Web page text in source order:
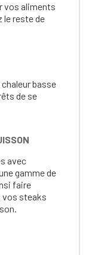
vos aliments
le reste de
basse
de se
avec
gamme de
faire
steaks